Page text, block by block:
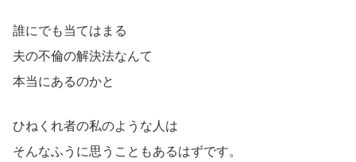
誰にでも当てはまる
夫の不倫の解決法なんて
本当にあるのかと
ひねくれ者の私のような人は
そんなふうに思うこともあるはずです。